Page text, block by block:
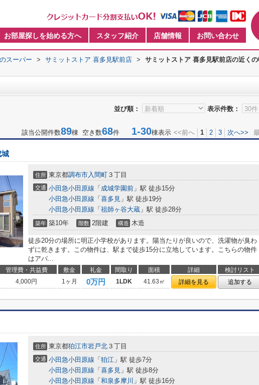
お部屋探しを始める方へ スタッフ紹介 店舗情報 お問い合わせ
スーパー > サミットストア 喜多見駅前店 >
サミットストア 喜多見駅前店の近く
並び順： 表示件数：
該当公開件数89棟 空き数68件 1-30棟表示 <<前へ 1 2 3 次へ>>
城
住所 東京都調布市入間町 ３丁目
交通 小田急小田原線 「 成城学園前 」駅 徒歩15分
小田急小田原線 「 喜多見 」駅 徒歩19分
小田急小田原線 「 祖師ヶ谷大蔵 」駅 徒歩28分
築年 築10年 階数 2階建 構造 木造
徒歩20分の場所に明正小学校があります。陽当たりが良いので、洗濯物が臭わ
ずに乾きます。この物件は、駅まで徒歩15分に立地しています。こちらの物件
はアパ...
管理費・共益費 敷金 礼金 間取り 面積 詳細
検討リスト
4,000円 1ヶ月 0万円 1LDK 41.63㎡ 詳細を見る 追加する
住所 東京都狛江市岩戸北 ３丁目
交通 小田急小田原線 「 狛江 」駅 徒歩7分
小田急小田原線 「 喜多見 」駅 徒歩8分
小田急小田原線 「 和泉多摩川 」駅 徒歩16分